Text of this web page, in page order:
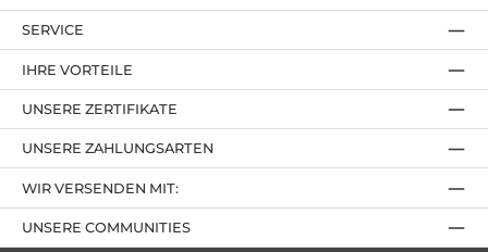
IHRE VORTEILE
UNSERE ZAHLUNGSARTEN
UNSERE ZERTIFIKATE
SERVICE
UNSERE COMMUNITIES
WIR VERSENDEN MIT: